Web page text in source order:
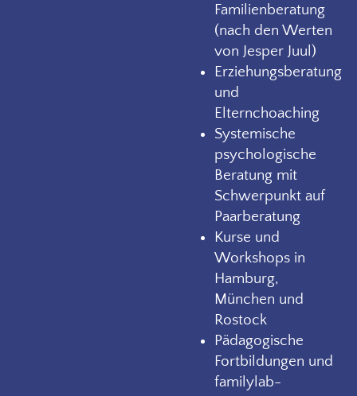
Familienberatung
(nach den Werten
von Jesper Juul)
Erziehungsberatung
und
Elternchoaching
Systemische
psychologische
Beratung mit
Schwerpunkt auf
Paarberatung
Kurse und
Workshops in
Hamburg,
München und
Rostock
Pädagogische
Fortbildungen und
familylab-